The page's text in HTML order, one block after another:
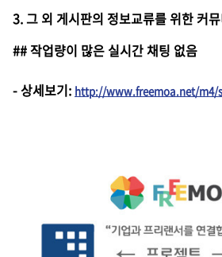
3. 그 외 게시판의 정보교류를 위한 커
## 작업량이 많은 실시간 채팅 없음
-상세보기: http://www.freemoa.net/m4/